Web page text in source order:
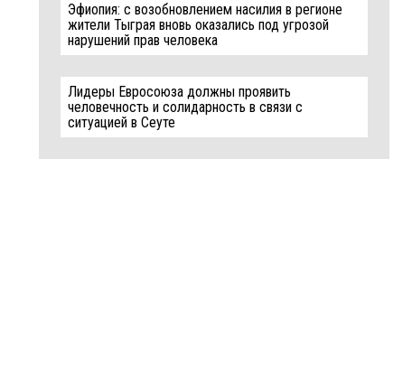
Эфиопия: с возобновлением насилия в регионе
жители Тыграя вновь оказались под угрозой
нарушений прав человека
Лидеры Евросоюза должны проявить
человечность и солидарность в связи с
ситуацией в Сеуте